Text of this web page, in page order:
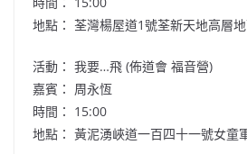
地點： 荃灣楊屋道1號荃新天地高層
活動： 我要…飛 (佈道會 福音營)
嘉賓： 周永恆
時間： 15:00
地點： 黃泥湧峽道一百四十一號女童